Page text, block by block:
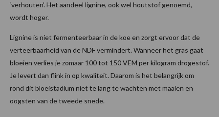
‘verhouten’. Het aandeel lignine, ook wel houtstof genoemd,
wordt hoger.
Lignine is niet fermenteerbaar in de koe en zorgt ervoor dat de
verteerbaarheid van de NDF vermindert. Wanneer het gras gaat
bloeien verlies je zomaar 100 tot 150 VEM per kilogram drogestof.
Je levert dan flink in op kwaliteit. Daarom is het belangrijk om
rond dit bloeistadium niet te lang te wachten met maaien en
oogsten van de tweede snede.